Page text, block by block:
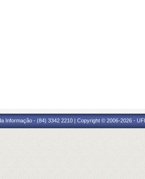
Informação - (84) 3342 2210 | Copyright © 2006-2026 -